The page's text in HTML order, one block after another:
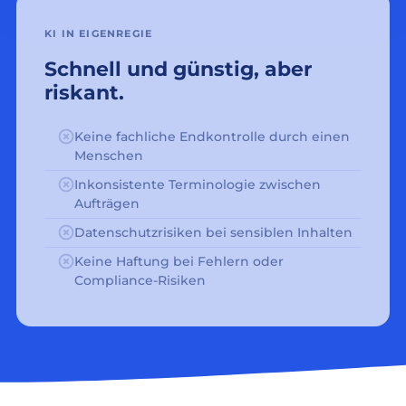
KI IN EIGENREGIE
Schnell und günstig, aber
riskant.
Keine fachliche Endkontrolle durch einen
Menschen
Inkonsistente Terminologie zwischen
Aufträgen
Datenschutzrisiken bei sensiblen Inhalten
Keine Haftung bei Fehlern oder
Compliance-Risiken